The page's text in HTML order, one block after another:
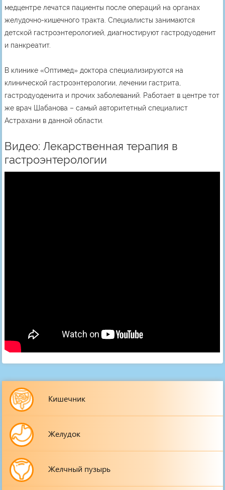
медцентре лечатся пациенты после операций на органах
желудочно-кишечного тракта. Специалисты занимаются
детской гастроэнтерологией, диагностируют гастродуоденит
и панкреатит.
В клинике «Оптимед» доктора специализируются на
клинической гастроэнтерологии, лечении гастрита,
гастродуоденита и прочих заболеваний. Работает в центре тот
же врач Шабанова – самый авторитетный специалист
Астрахани в данной области.
Видео: Лекарственная терапия в
гастроэнтерологии
Кишечник
Желудок
Желчный пузырь